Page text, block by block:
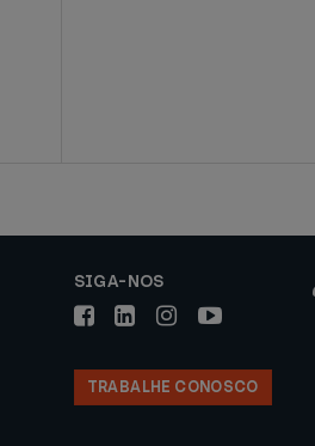
SIGA-NOS
TRABALHE CONOSCO